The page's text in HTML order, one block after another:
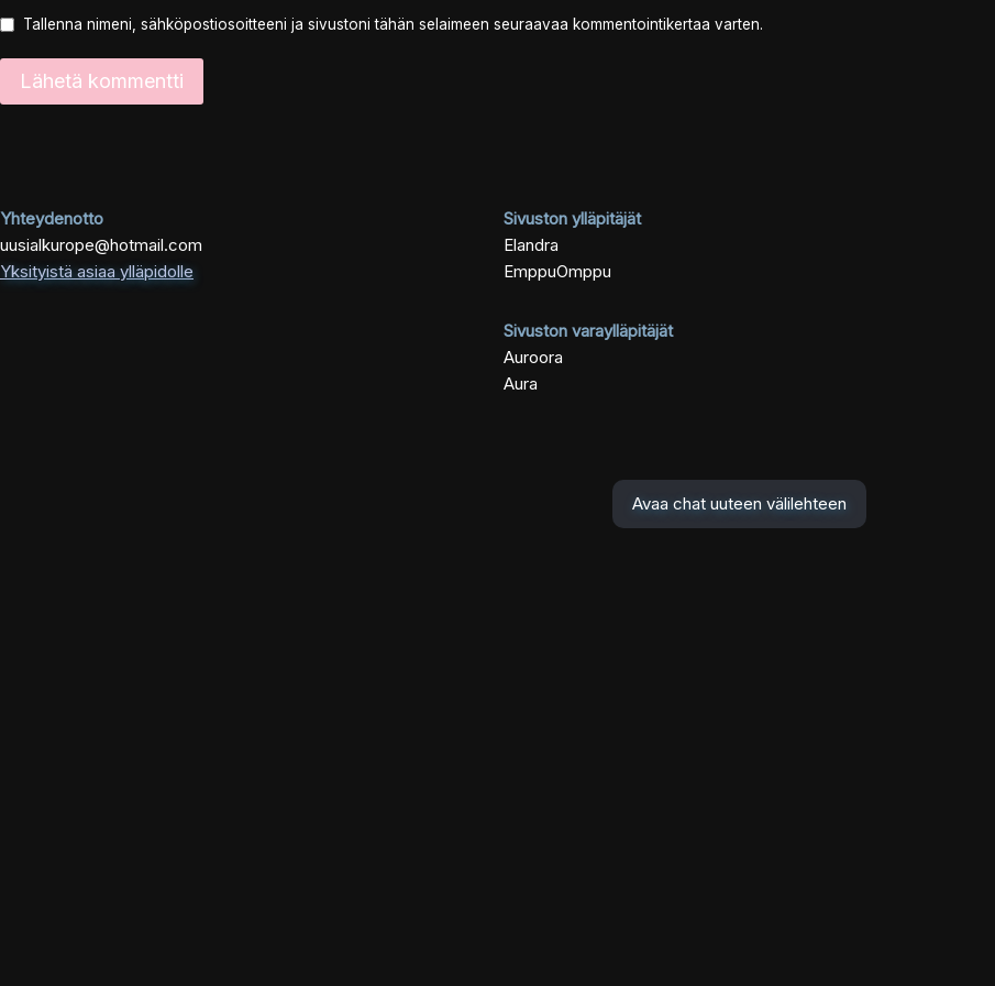
Tallenna nimeni, sähköpostiosoitteeni ja sivustoni tähän selaimeen seuraavaa kommentointikertaa varten.
Yhteydenotto
uusialkurope@hotmail.com
Yksityistä asiaa ylläpidolle
Sivuston ylläpitäjät
Elandra
EmppuOmppu
Sivuston varaylläpitäjät
Auroora
Aura
Avaa chat uuteen välilehteen